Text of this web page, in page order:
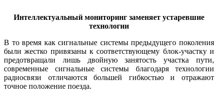
Интеллектуальный мониторинг заменяет устаревшие
технологии
В то время как сигнальные системы предыдущего поколения
были жестко привязаны к соответствующему блок-участку и
предотвращали лишь двойную занятость участка пути,
современные сигнальные системы благодаря технологии
радиосвязи отличаются большей гибкостью и отражают
точное положение поезда.